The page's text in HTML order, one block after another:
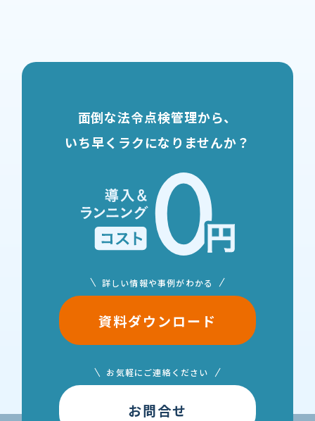
面倒な法令点検管理から、
いち早くラクになりませんか？
詳しい情報や事例がわかる
資料ダウンロード
お気軽にご連絡ください
お問合せ